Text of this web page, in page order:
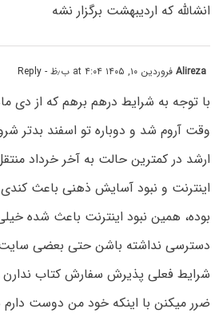
انشالله که اردیبهشت برگزار نشه
Alirezaفروردین ۱۰, ۱۴۰۵ at ۴:۰۴ ب٫ظ - Reply
با توجه به شرایط درهم برهم که از دی
وقت آروم شد و دوباره تو اسفند بدتر
ارشد در کمترین حالت به آخر خرداد
اینترنت و نبود آسایش ذهنی باعث
بوده، همین نبود اینترنت باعث شده
دسترسی نداشته باشن حتی بعضی
شرایط فعلی پذیرش سفارش کتاب
ضرر میکنن با اینکه خود من دوست دارم